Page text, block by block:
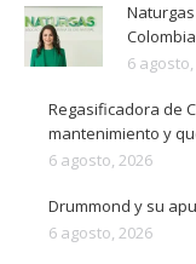
6
Regasificadora de
mantenimiento y
6 agosto, 2026
Drummond y su
6 agosto, 2026